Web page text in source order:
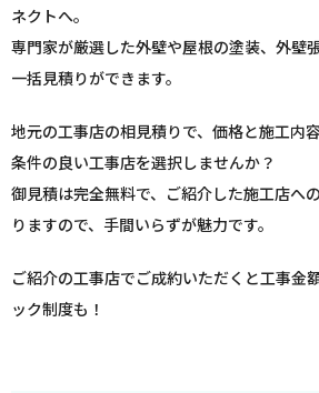
ネクトへ。
専門家が厳選した外壁や屋根の塗装、外壁
一括見積りができます。
地元の工事店の相見積りで、価格と施工内
条件の良い工事店を選択しませんか？
御見積は完全無料で、ご紹介した施工店へ
りますので、手間いらずが魅力です。
ご紹介の工事店でご成約いただくと工事金
ック制度も！